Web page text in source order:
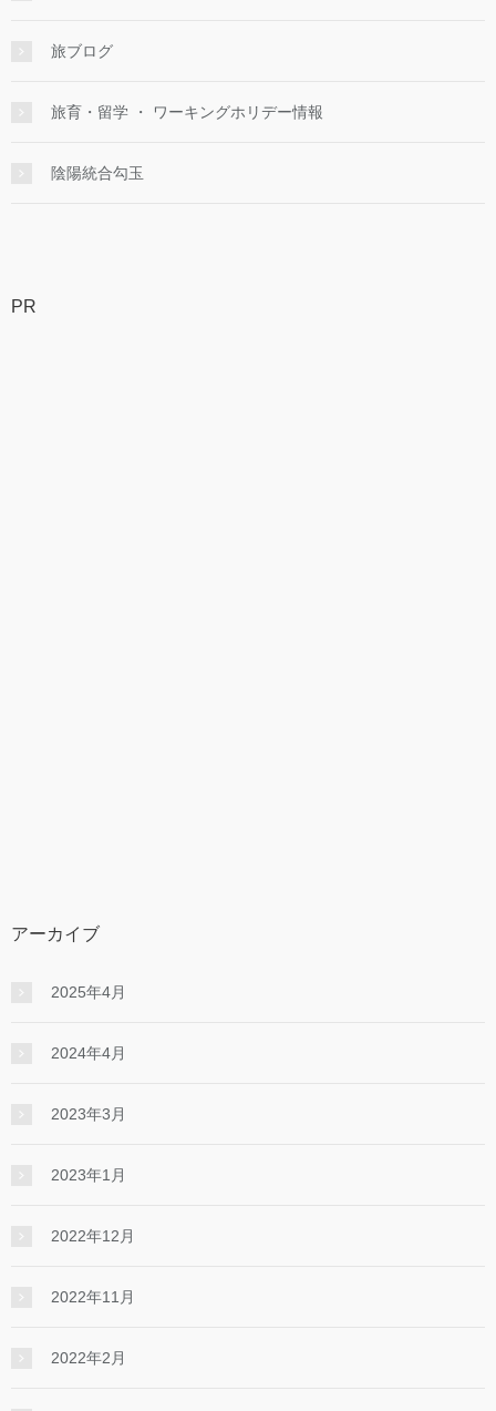
旅ブログ
旅育・留学 ・ ワーキングホリデー情報
陰陽統合勾玉
PR
アーカイブ
2025年4月
2024年4月
2023年3月
2023年1月
2022年12月
2022年11月
2022年2月